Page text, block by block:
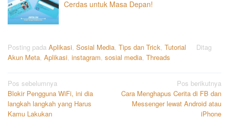
Cerdas untuk Masa Depan!
Posting pada Aplikasi, Sosial Media, Tips dan Trick, Tutorial
Ditag
Akun Meta, Aplikasi, instagram, sosial media, Threads
Navigasi
pos
Pos sebelumnya
Blokir Pengguna WiFi, ini dia
langkah langkah yang Harus
Kamu Lakukan
Pos berikutnya
Cara Menghapus Cerita di FB dan
Messenger lewat Android atau
iPhone